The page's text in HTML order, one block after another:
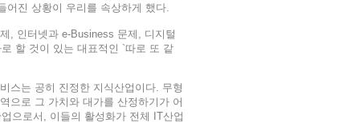
어진 상황이 우리를 속상하게 했다.
, 인터넷과 e-Business 문제, 디지털
할 것이 있는 대표적인 `따로 또 같
스는 공히 진정한 지식산업이다. 무형
으로 그 가치와 대가를 산정하기가 어
으로서, 이들의 활성화가 전체 IT산업